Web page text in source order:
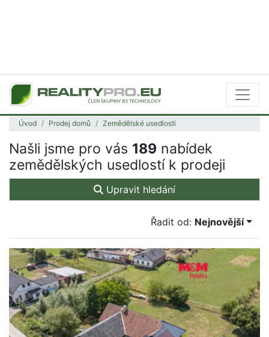
Úvod Prodej domů Zemědělské usedlosti
Našli jsme pro vás 189 nabídek
zemědělských usedlostí k prodeji
Upravit hledání
Řadit od: Nejnovější